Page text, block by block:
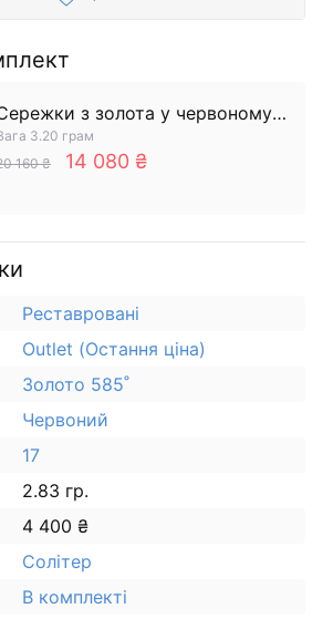
з золота у червоному
з цирконом
3.20 грам
160 ₴
14 080 ₴
Реставровані
Outlet (Остання ціна)
Золото 585˚
Червоний
17
2.83 гр.
4 400 ₴
Солітер
В комплекті